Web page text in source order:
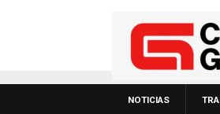
NOTICIAS